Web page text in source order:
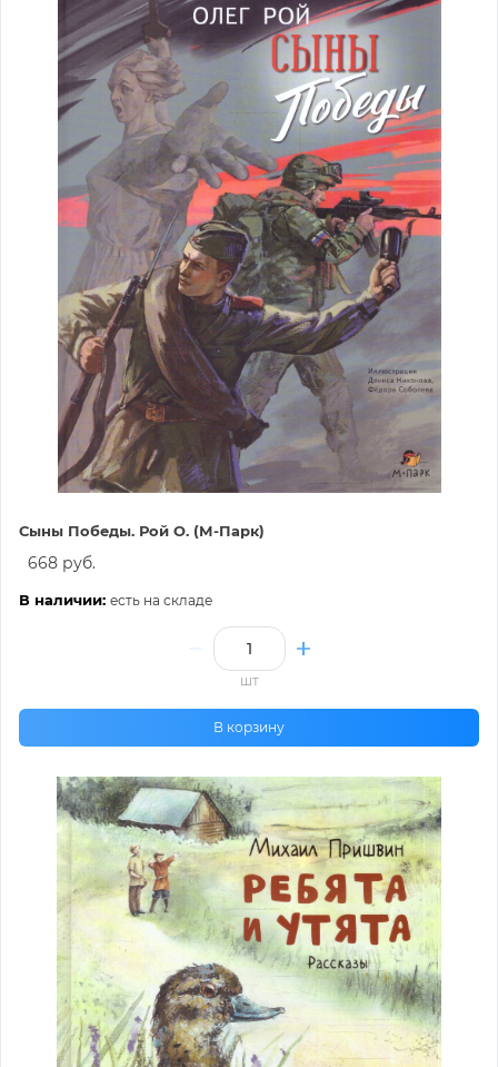
Сыны Победы. Рой О. (М-Парк)
668 руб.
В наличии: есть на складе
шт
В корзину